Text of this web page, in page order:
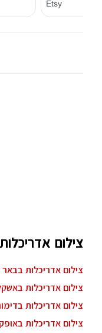
לצופה את מה
לנו את המהות
צילום
צילום אדריכלות
צילום אדריכלות
צילום אדריכלות
צילום אדריכלות